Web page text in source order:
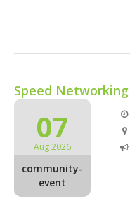
Speed Networking
07
Aug 2026
community-
event